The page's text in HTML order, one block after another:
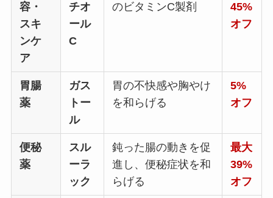
容・
スキ
ンケ
ア
チオ
ール
C
のビタミンC製剤
45%
オフ
胃腸
薬
ガス
トー
ル
胃の不快感や胸やけ
を和らげる
5%
オフ
便秘
薬
スル
ーラ
ック
鈍った腸の動きを促
進し、便秘症状を和
らげる
最大
39%
オフ